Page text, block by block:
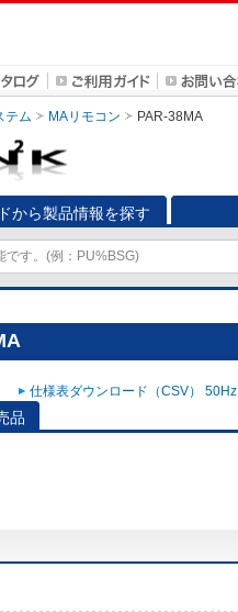
テム MAリモコン PAR-38MA
から製品情報を探す
仕様表ダウンロード（CSV） 50Hz
品